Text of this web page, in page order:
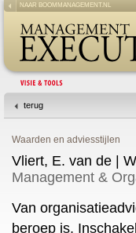
NAAR BOOMMANAGEMENT.NL
terug
Waarden en adviesstijlen
Vliert, E. van de |
Management &
Van
beroep is.